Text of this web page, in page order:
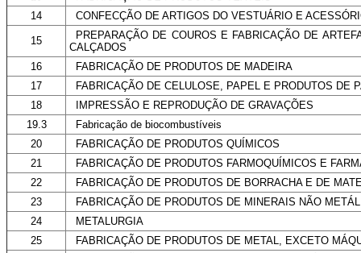
14
CONFECÇÃO DE ARTIGOS DO VESTUÁRIO E
15
PREPARAÇÃO DE COUROS E FABRICAÇÃO DE
CALÇADOS
16
FABRICAÇÃO DE PRODUTOS DE MADEIRA
17
FABRICAÇÃO DE CELULOSE, PAPEL E PRODUTOS DE
18
IMPRESSÃO E REPRODUÇÃO DE GRAVAÇÕES
19.3
Fabricação de biocombustíveis
20
FABRICAÇÃO DE PRODUTOS QUÍMICOS
21
FABRICAÇÃO DE PRODUTOS FARMOQUÍMICOS E
22
FABRICAÇÃO DE PRODUTOS DE BORRACHA E DE
23
FABRICAÇÃO DE PRODUTOS DE MINERAIS NÃO
24
METALURGIA
25
FABRICAÇÃO DE PRODUTOS DE METAL, EXCETO